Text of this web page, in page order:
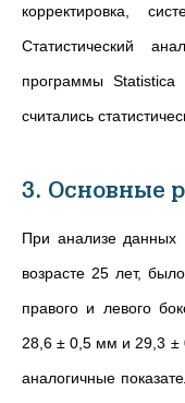
корректировка,
Статистический
программы
считались
3. Основные
При анализе данных
возрасте 25 лет,
правого и левого
28,6 ± 0,5 мм и 29,3 ±
аналогичные